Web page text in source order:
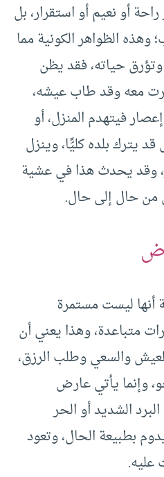
أو نعيم أو استقرار، بل
الظواهر الكونية مما
حياته، فقد يظن
معه وقد طاب عيشه،
فيتهدم المنزل، أو
يترك بلده كليًّا، وينزل
وقد يحدث هذا في عشية
من حال إلى حال.
أنها ليست مستمرة
متباعدة، وهذا يعني أن
والسعي وطلب الرزق،
وإنما يأتي عارض
الشديد أو الحر
بطبيعة الحال، وتعود
عليه.